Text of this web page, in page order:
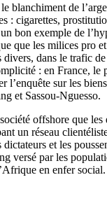
blanchiment de
: cigarettes,
bon exemple de
que les milices pro
divers, dans le trafic
: en France, le
l’enquête sur les
et Sassou-Nguesso.
offshore que
un réseau
et les
versé par les
en enfer social.